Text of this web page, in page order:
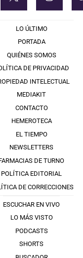
LO ÚLTIMO
PORTADA
QUIÉNES SOMOS
DE PRIVACIDAD
INTELECTUAL
MEDIAKIT
CONTACTO
HEMEROTECA
EL TIEMPO
NEWSLETTERS
DE TURNO
POLÍTICA EDITORIAL
DE CORRECCIONES
ESCUCHAR EN VIVO
LO MÁS VISTO
PODCASTS
SHORTS